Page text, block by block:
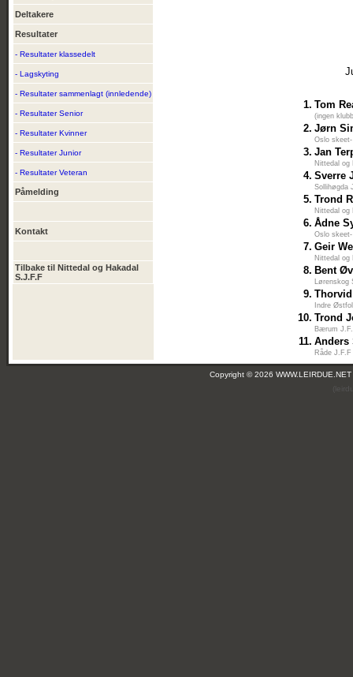
Deltakere
Resultater
- Resultater klassedelt
- Lagskyting
- Resultater sammenlagt (innledende)
- Resultater Senior
- Resultater Kvinner
- Resultater Junior
- Resultater Veteran
Påmelding
Kontakt
Tilbake til Nittedal og Hakadal
S.J.F.F
1. Tom
(ingen
2. Jørn
Oslo
3. Jan
Nittedal og
4. Sverre
Sollihøgda
5. Trond
Nittedal og
6. Ådne
Oslo
7. Geir
Nittedal og
8. Bent
Lørenskog
9.
Indre
10. Trond
Bærum
11. Anders
Råde J.F.F
Copyright © 2026